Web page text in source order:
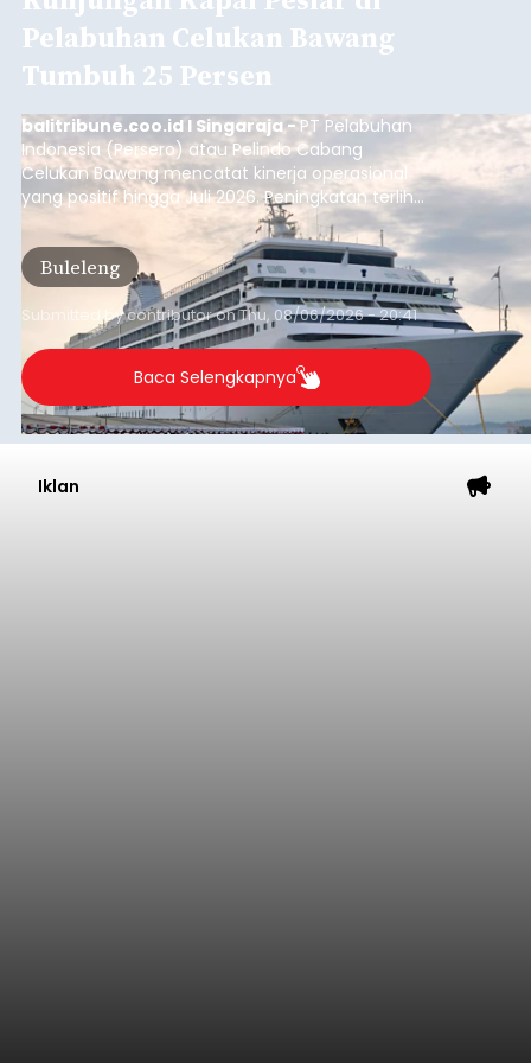
Pelabuhan Celukan Bawang
Tumbuh 25 Persen
balitribune.coo.id I Singaraja -PT Pelabuhan
Indonesia (Persero) atau Pelindo Cabang
Celukan Bawang mencatat kinerja operasional
yang positif hingga Juli 2026. Peningkatan terlihat
dari arus kapal yang mencapai 1,48 juta Gross
Tonnage (GT), atau tumbuh 12,4 persen
dibandingkan periode yang sama tahun lalu
yang tercatat sebesar 1,32 juta GT.
Buleleng
Submitted bycontributoronThu, 08/06/2026 - 20:41
Baca Selengkapnya
Iklan